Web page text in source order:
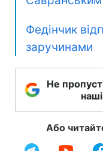
Федінчик
заручинами
Не
Або